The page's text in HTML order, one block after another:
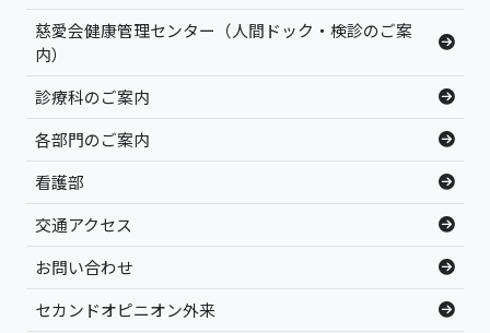
慈愛会健康管理センター（人間ドック・検診のご案
内）
診療科のご案内
各部門のご案内
看護部
交通アクセス
お問い合わせ
セカンドオピニオン外来